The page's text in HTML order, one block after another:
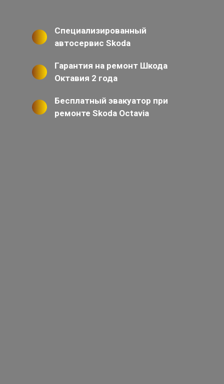
Специализированный
автосервис Skoda
Гарантия на ремонт Шкода
Октавия 2 года
Бесплатный эвакуатор при
ремонте Skoda Octavia